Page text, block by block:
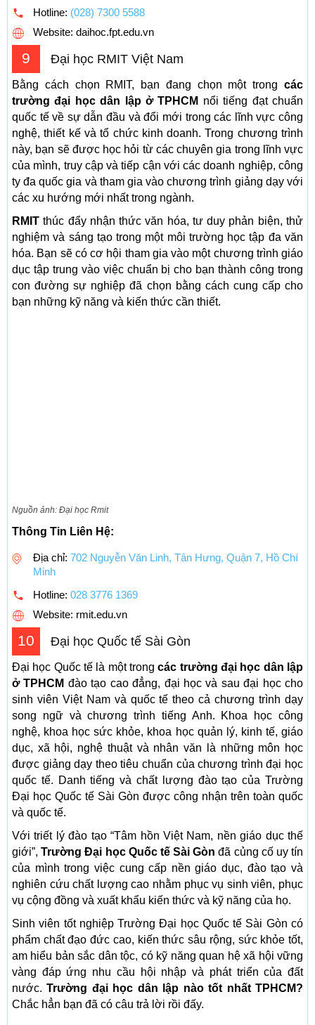
Hotline: (028) 7300 5588
Website: daihoc.fpt.edu.vn
9 Đại học RMIT Việt Nam
Bằng cách chọn RMIT, bạn đang chọn một trong các
trường đại học dân lập ở TPHCM nổi tiếng đạt chuẩn
quốc tế về sự dẫn đầu và đổi mới trong các lĩnh vực công
nghệ, thiết kế và tổ chức kinh doanh. Trong chương trình
này, bạn sẽ được học hỏi từ các chuyên gia trong lĩnh vực
của mình, truy cập và tiếp cận với các doanh nghiệp, công
ty đa quốc gia và tham gia vào chương trình giảng dạy với
các xu hướng mới nhất trong ngành.
RMIT thúc đẩy nhận thức văn hóa, tư duy phản biện, thử
nghiệm và sáng tạo trong một môi trường học tập đa văn
hóa. Bạn sẽ có cơ hội tham gia vào một chương trình giáo
dục tập trung vào việc chuẩn bị cho bạn thành công trong
con đường sự nghiệp đã chọn bằng cách cung cấp cho
bạn những kỹ năng và kiến ​​thức cần thiết.
Nguồn ảnh: Đại học Rmit
Thông Tin Liên Hệ:
Địa chỉ: 702 Nguyễn Văn Linh, Tân Hưng, Quận 7, Hồ Chí
Minh
Hotline: 028 3776 1369
Website: rmit.edu.vn
10 Đại học Quốc tế Sài Gòn
Đại học Quốc tế là một trongcác trường đại học dân lập
ở TPHCM đào tạo cao đẳng, đại học và sau đại học cho
sinh viên Việt Nam và quốc tế theo cả chương trình dạy
song ngữ và chương trình tiếng Anh. Khoa học công
nghệ, khoa học sức khỏe, khoa học quản lý, kinh tế, giáo
dục, xã hội, nghệ thuật và nhân văn là những môn học
được giảng dạy theo tiêu chuẩn của chương trình đại học
quốc tế. Danh tiếng và chất lượng đào tạo của Trường
Đại học Quốc tế Sài Gòn được công nhận trên toàn quốc
và quốc tế.
Với triết lý đào tạo “Tâm hồn Việt Nam, nền giáo dục thế
giới”,Trường Đại học Quốc tế Sài Gòn đã củng cố uy tín
của mình trong việc cung cấp nền giáo dục, đào tạo và
nghiên cứu chất lượng cao nhằm phục vụ sinh viên, phục
vụ cộng đồng và xuất khẩu kiến ​​thức và kỹ năng của họ.
Sinh viên tốt nghiệp Trường Đại học Quốc tế Sài Gòn có
phẩm chất đạo đức cao, kiến ​​thức sâu rộng, sức khỏe tốt,
am hiểu bản sắc dân tộc, có kỹ năng quan hệ xã hội vững
vàng đáp ứng nhu cầu hội nhập và phát triển của đất
nước. Trường đại học dân lập nào tốt nhất TPHCM?
Chắc hẳn bạn đã có câu trả lời rồi đấy.